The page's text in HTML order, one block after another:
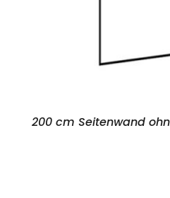
200 cm Seitenwand